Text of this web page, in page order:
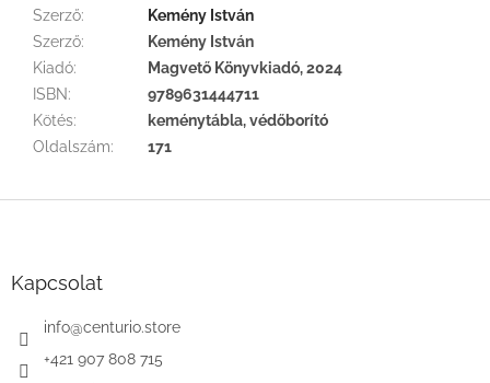
Szerző:
Kemény István
Szerző:
Kemény István
Kiadó:
Magvető Könyvkiadó, 2024
ISBN:
9789631444711
Kötés:
keménytábla, védőborító
Oldalszám: 171
Kapcsolat
info@centurio.store
+421 907 808 715